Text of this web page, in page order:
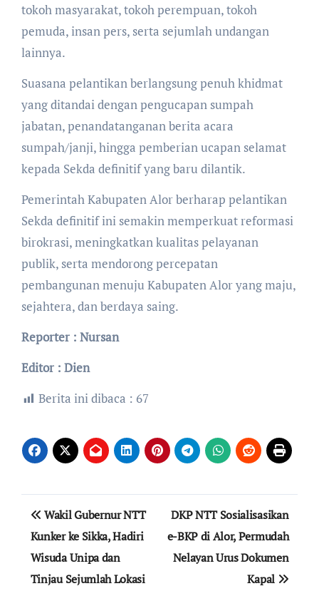
tokoh masyarakat, tokoh perempuan, tokoh
pemuda, insan pers, serta sejumlah undangan
lainnya.
Suasana pelantikan berlangsung penuh khidmat
yang ditandai dengan pengucapan sumpah
jabatan, penandatanganan berita acara
sumpah/janji, hingga pemberian ucapan selamat
kepada Sekda definitif yang baru dilantik.
Pemerintah Kabupaten Alor berharap pelantikan
Sekda definitif ini semakin memperkuat reformasi
birokrasi, meningkatkan kualitas pelayanan
publik, serta mendorong percepatan
pembangunan menuju Kabupaten Alor yang maju,
sejahtera, dan berdaya saing.
Reporter : Nursan
Editor : Dien
Berita ini dibaca : 67
Navigasi
pos
Wakil Gubernur NTT
Kunker ke Sikka, Hadiri
Wisuda Unipa dan
Tinjau Sejumlah Lokasi
DKP NTT Sosialisasikan
e-BKP di Alor, Permudah
Nelayan Urus Dokumen
Kapal